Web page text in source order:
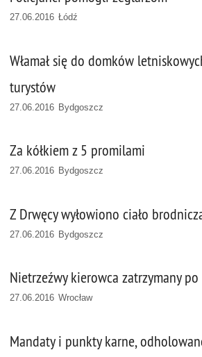
27.06.2016 Łódź
Włamał się do domków
turystów
27.06.2016 Bydgoszcz
Za kółkiem z 5 promilami
27.06.2016 Bydgoszcz
Z Drwęcy wyłowiono ciało
27.06.2016 Bydgoszcz
Nietrzeźwy kierowca zatrzymany
27.06.2016 Wrocław
Mandaty i punkty karne,